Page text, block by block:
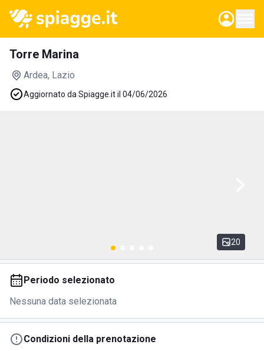
Torre Marina
Ardea, Lazio
Aggiornato da Spiagge.it il 04/06/2026
20
Periodo selezionato
Nessuna data selezionata
Condizioni della prenotazione